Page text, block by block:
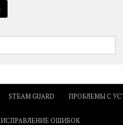
STEAM GUARD ПРОБЛЕМЫ С
ИСПРАВЛЕНИЕ ОШИБОК